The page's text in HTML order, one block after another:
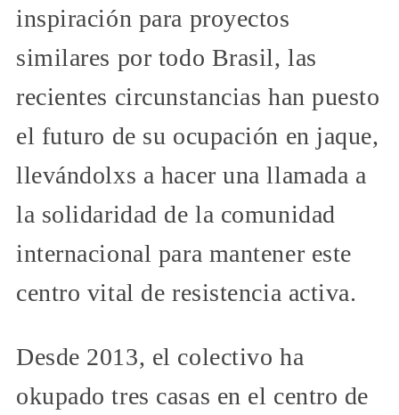
inspiración para proyectos
similares por todo Brasil, las
recientes circunstancias han puesto
el futuro de su ocupación en jaque,
llevándolxs a hacer una llamada a
la solidaridad de la comunidad
internacional para mantener este
centro vital de resistencia activa.
Desde 2013, el colectivo ha
okupado tres casas en el centro de